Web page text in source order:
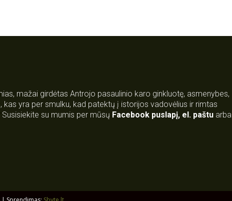
mažai girdėtas Antrojo pasaulinio karo ginkluotę, asmenybes,
kas yra per smulku, kad patektų į istorijos vadovėlius ir rimtas
su mumis per mūsų Facebook puslapį, el. paštu arba